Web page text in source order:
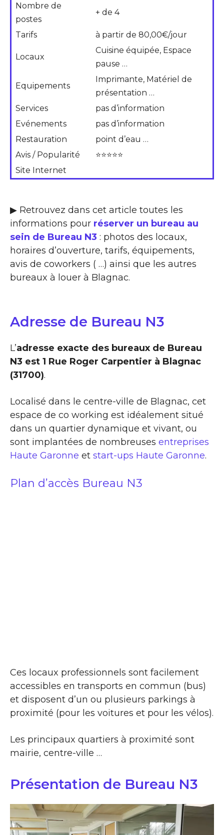
Nombre de
postes
+ de 4
Tarifs à partir de 80,00€/jour
Locaux
Cuisine équipée, Espace
pause …
Equipements
Imprimante, Matériel de
présentation …
Services
pas d’information
Evénements
pas d’information
Restauration
point d’eau …
Avis / Popularité
⭐⭐⭐⭐⭐
Site Internet
▶ Retrouvez dans cet article toutes les
informations pour réserver un bureau au
sein de Bureau N3 : photos des locaux,
horaires d’ouverture, tarifs, équipements,
avis de coworkers ( …) ainsi que les autres
bureaux à louer à Blagnac.
Adresse de Bureau N3
L’adresse exacte des bureaux de Bureau
N3 est 1 Rue Roger Carpentier à Blagnac
(31700).
Localisé dans le centre-ville de Blagnac, cet
espace de co working est idéalement situé
dans un quartier dynamique et vivant, ou
sont implantées de nombreuses entreprises
Haute Garonne et start-ups Haute Garonne.
Plan d’accès Bureau N3
Ces locaux professionnels sont facilement
accessibles en transports en commun (bus)
et disposent d’un ou plusieurs parkings à
proximité (pour les voitures et pour les vélos).
Les principaux quartiers à proximité sont
mairie, centre-ville …
Présentation de Bureau N3